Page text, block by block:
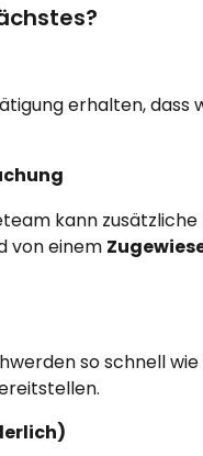
erhalten,
kann
von einem
so schnell